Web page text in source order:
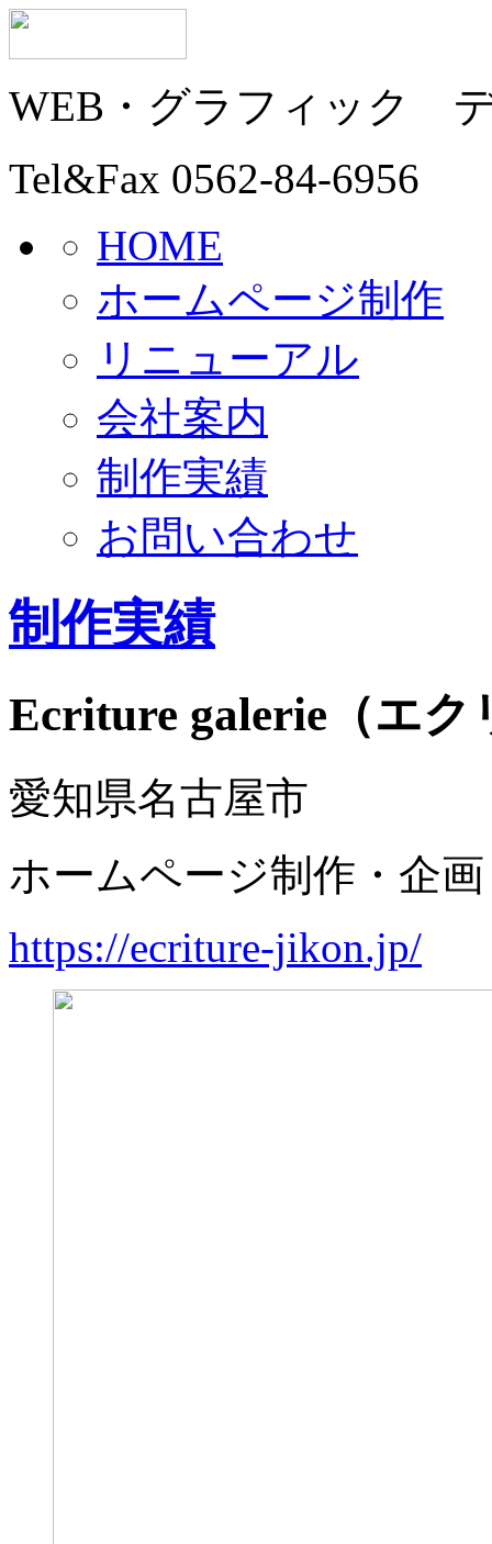
WEB・グラフィック
Tel&Fax 0562-84-6956
HOME
ホームページ制作
リニューアル
会社案内
制作実績
お問い合わせ
制作実績
Ecriture galerie（エク
愛知県名古屋市
ホームページ制作・企
https://ecriture-jikon.jp/